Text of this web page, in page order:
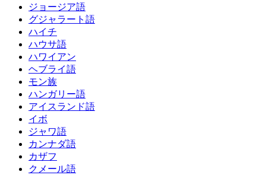
ジョージア語
グジャラート語
ハイチ
ハウサ語
ハワイアン
ヘブライ語
モン族
ハンガリー語
アイスランド語
イボ
ジャワ語
カンナダ語
カザフ
クメール語